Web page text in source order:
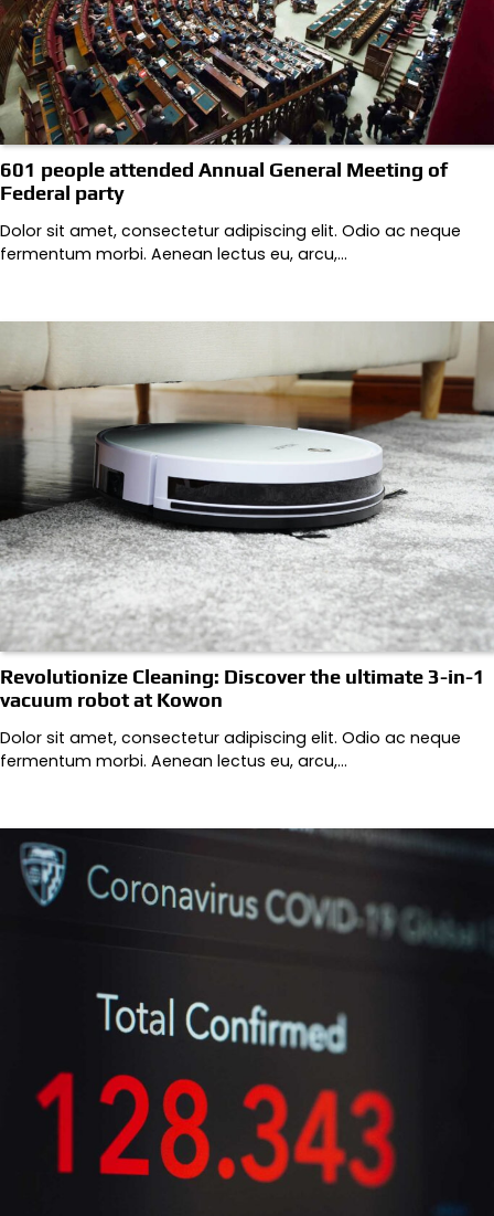
601 people attended Annual General Meeting of
Federal party
Dolor sit amet, consectetur adipiscing elit. Odio ac neque
fermentum morbi. Aenean lectus eu, arcu,…
Revolutionize Cleaning: Discover the ultimate 3-in-1
vacuum robot at Kowon
Dolor sit amet, consectetur adipiscing elit. Odio ac neque
fermentum morbi. Aenean lectus eu, arcu,…